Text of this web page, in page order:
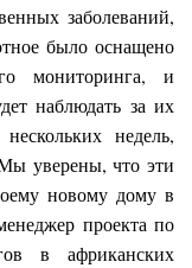
заболеваний,
было оснащено
мониторинга, и
наблюдать за их
недель,
уверены, что эти
новому дому в
проекта по
в африканских